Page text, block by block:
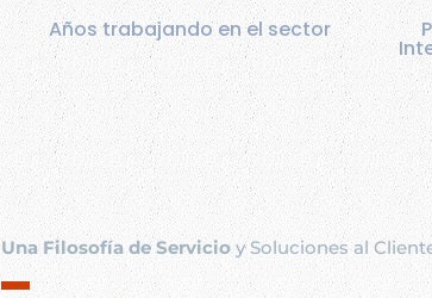
Años trabajando en el sector
Una Filosofía de Servicioy Soluciones al
▬